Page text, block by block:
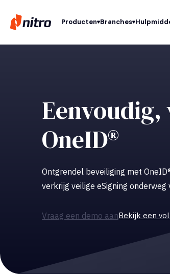
Producten Branches
OneID®
Ontgrendel beveiliging met
verkrijg veilige eSigning
Vraag een demo aanBekijk een